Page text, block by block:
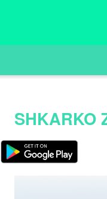
SHKARKO